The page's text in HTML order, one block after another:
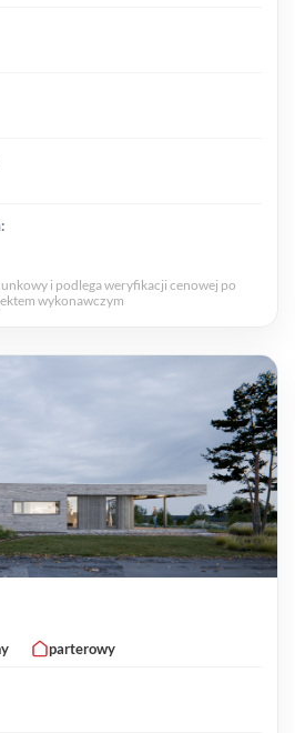
i podlega weryfikacji cenowej po
wykonawczym
parterowy